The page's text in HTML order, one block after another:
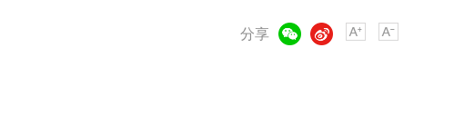
分享
微博